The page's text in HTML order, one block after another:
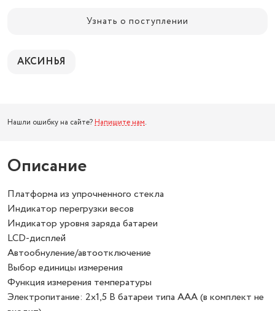
Узнать о поступлении
АКСИНЬЯ
Нашли ошибку на сайте? Напишите нам.
Описание
Платформа из упрочненного стекла
Индикатор перегрузки весов
Индикатор уровня заряда батареи
LCD-дисплей
Автообнуление/автоотключение
Выбор единицы измерения
Функция измерения температуры
Электропитание: 2х1,5 В батареи типа ААА (в комплект не